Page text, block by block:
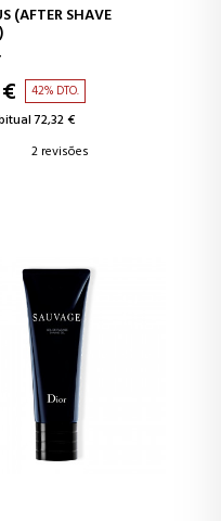
AO CARRINHO
(AFTER SHAVE
42% DTO.
72,32 €
2 revisões